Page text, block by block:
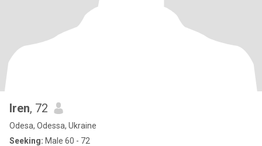
Iren, 72
Odesa, Odessa, Ukraine
Seeking: Male 60 - 72